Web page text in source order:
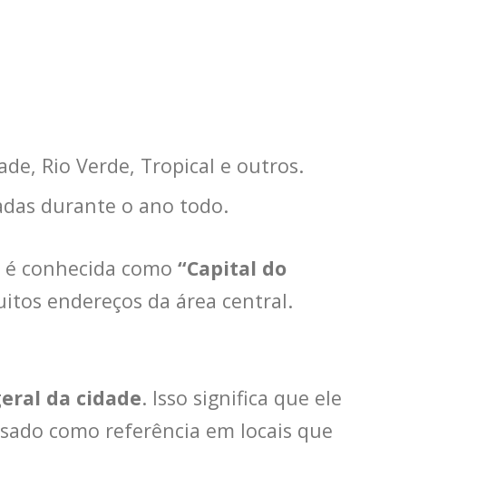
Rio Verde, Tropical e outros.
durante o ano todo.
conhecida como “Capital do
endereços da área central.
da cidade. Isso significa que ele
como referência em locais que